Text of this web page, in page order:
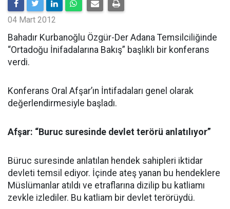
04 Mart 2012
Bahadır Kurbanoğlu Özgür-Der Adana Temsilciliğinde
“Ortadoğu İnifadalarına Bakış” başlıklı bir konferans
verdi.
Konferans Oral Afşar’ın İntifadaları genel olarak
değerlendirmesiyle başladı.
Afşar: “Buruc suresinde devlet terörü anlatılıyor”
Büruc suresinde anlatılan hendek sahipleri iktidar
devleti temsil ediyor. İçinde ateş yanan bu hendeklere
Müslümanlar atıldı ve etraflarına dizilip bu katliamı
zevkle izlediler. Bu katliam bir devlet terörüydü.